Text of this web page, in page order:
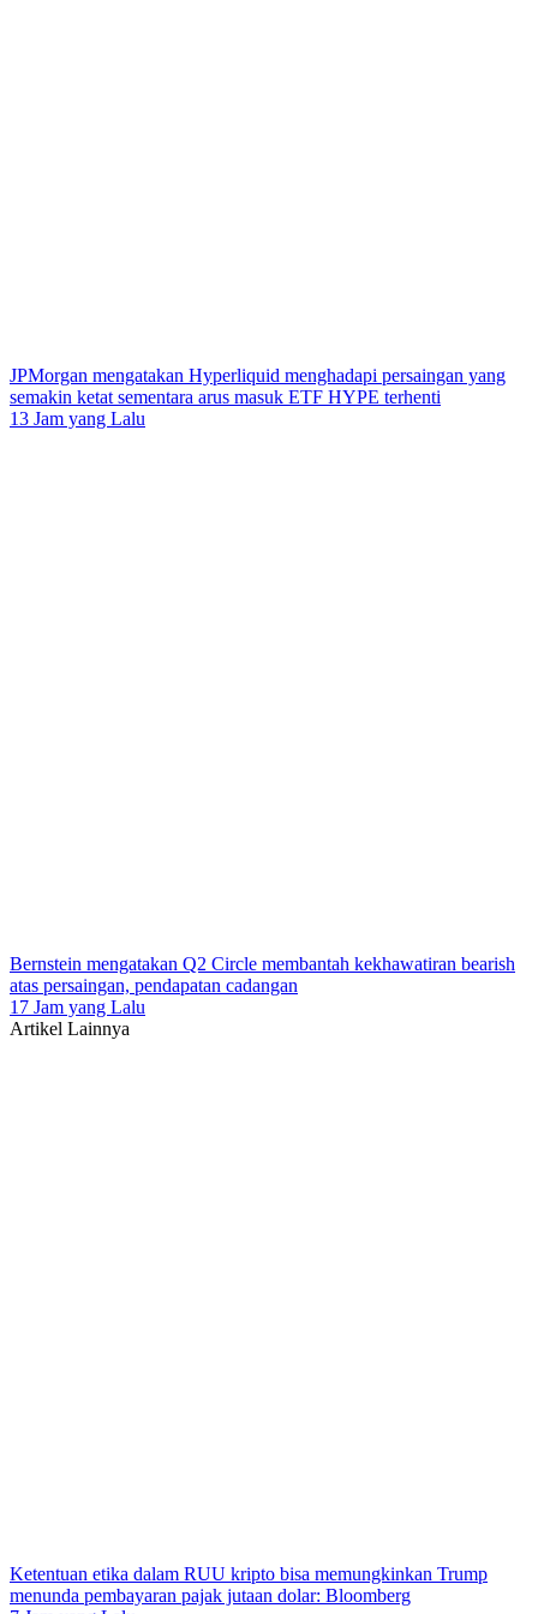
JPMorgan mengatakan Hyperliquid menghadapi persaingan yang
semakin ketat sementara arus masuk ETF HYPE terhenti
13 Jam yang Lalu
Bernstein mengatakan Q2 Circle membantah kekhawatiran bearish
atas persaingan, pendapatan cadangan
17 Jam yang Lalu
Artikel Lainnya
Ketentuan etika dalam RUU kripto bisa memungkinkan Trump
menunda pembayaran pajak jutaan dolar: Bloomberg